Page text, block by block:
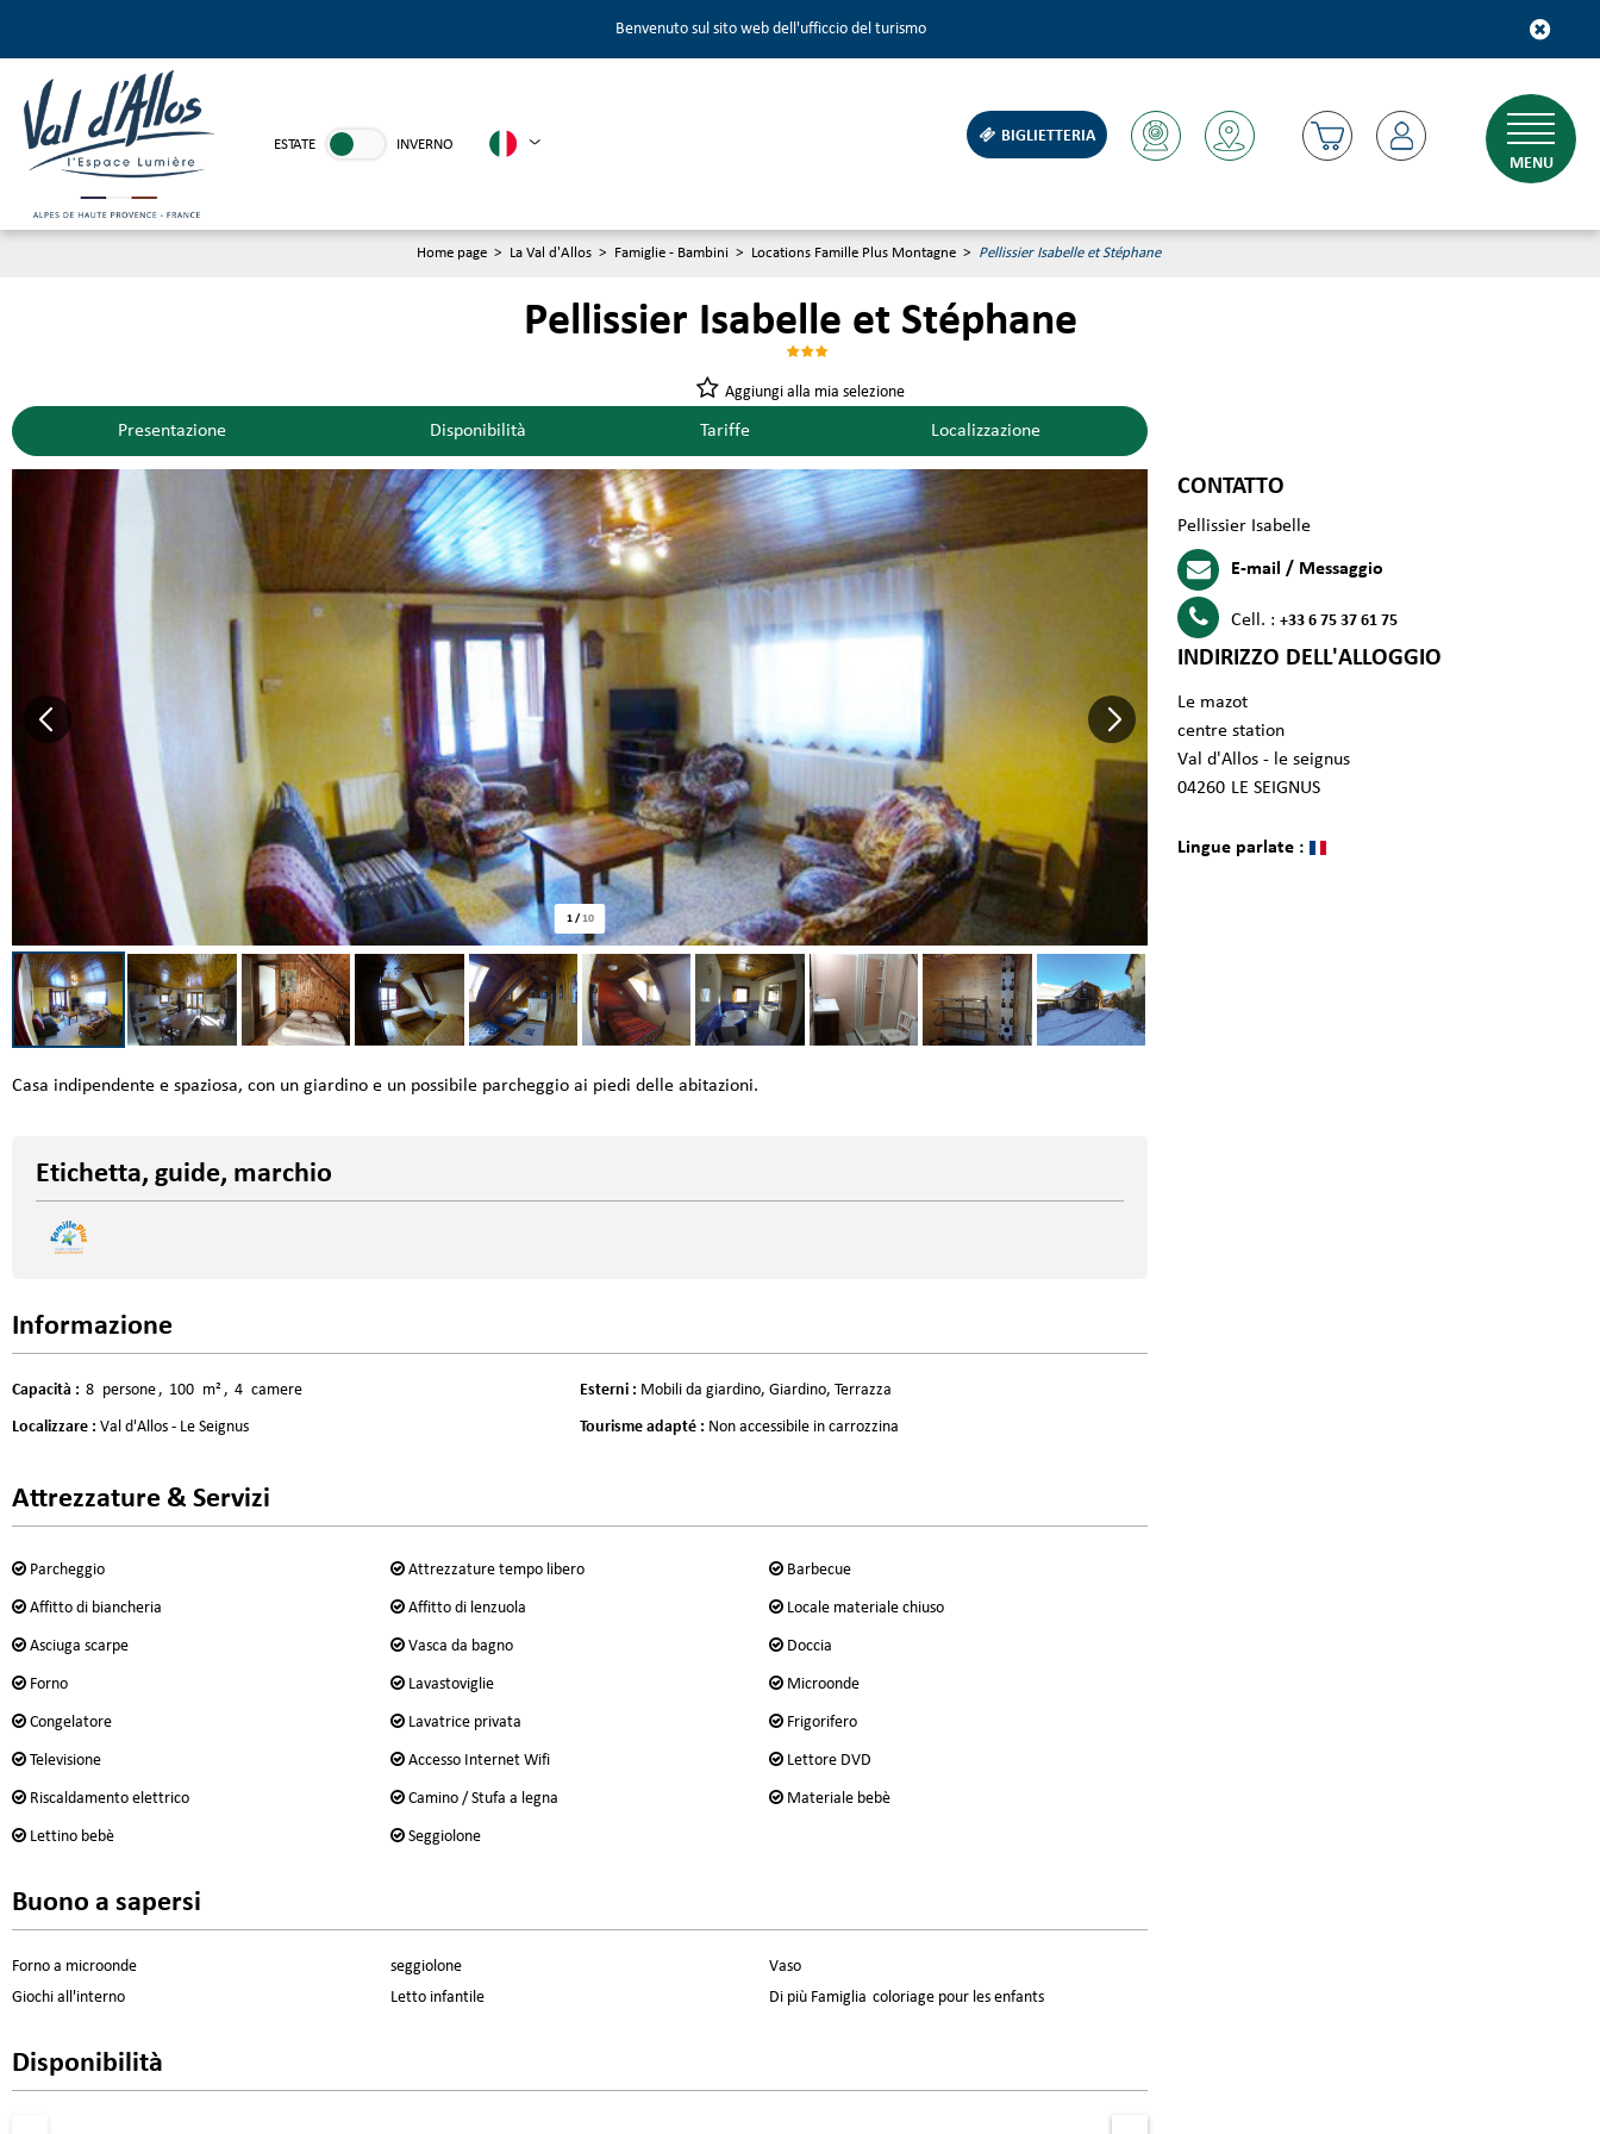
Benvenuto sul sito web dell'ufficcio del turismo
ESTATE INVERNO
BIGLIETTERIA
MENU
Home page > La Val d'Allos > Famiglie - Bambini > Locations Famille Plus Montagne > Pellissier Isabelle et Stéphane
Pellissier Isabelle et Stéphane
Aggiungi alla mia selezione
Presentazione Disponibilità Tariffe Localizzazione
1/10
CONTATTO
Pellissier Isabelle
E-mail / Messaggio
Cell. : +33 6 75 37 61 75
INDIRIZZO DELL'ALLOGGIO
Le mazot
centre station
Val d'Allos - le seignus
04260 LE SEIGNUS
Lingue parlate :
Casa indipendente e spaziosa, con un giardino e un possibile parcheggio ai piedi delle abitazioni.
Etichetta, guide, marchio
Informazione
Capacità : 8 persone 100 m² 4 camere Esterni : Mobili da giardino Giardino Terrazza
Localizzare : Val d'Allos - Le Seignus Tourisme adapté : Non accessibile in carrozzina
Attrezzature & Servizi
Parcheggio Attrezzature tempo libero Barbecue
Affitto di biancheria Affitto di lenzuola Locale materiale chiuso
Asciuga scarpe Vasca da bagno Doccia
Forno Lavastoviglie Microonde
Congelatore Lavatrice privata Frigorifero
Televisione Accesso Internet Wifi Lettore DVD
Riscaldamento elettrico Camino / Stufa a legna Materiale bebè
Lettino bebè Seggiolone
Buono a sapersi
Forno a microonde seggiolone
Vaso
Giochi all'interno
Letto infantile Di più Famiglia coloriage pour les enfants
Disponibilità